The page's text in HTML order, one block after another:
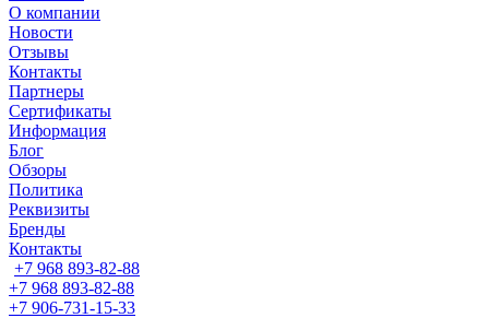
О компании
Новости
Отзывы
Контакты
Партнеры
Сертификаты
Информация
Блог
Обзоры
Политика
Реквизиты
Бренды
Контакты
+7 968 893-82-88
+7 968 893-82-88
+7 906-731-15-33